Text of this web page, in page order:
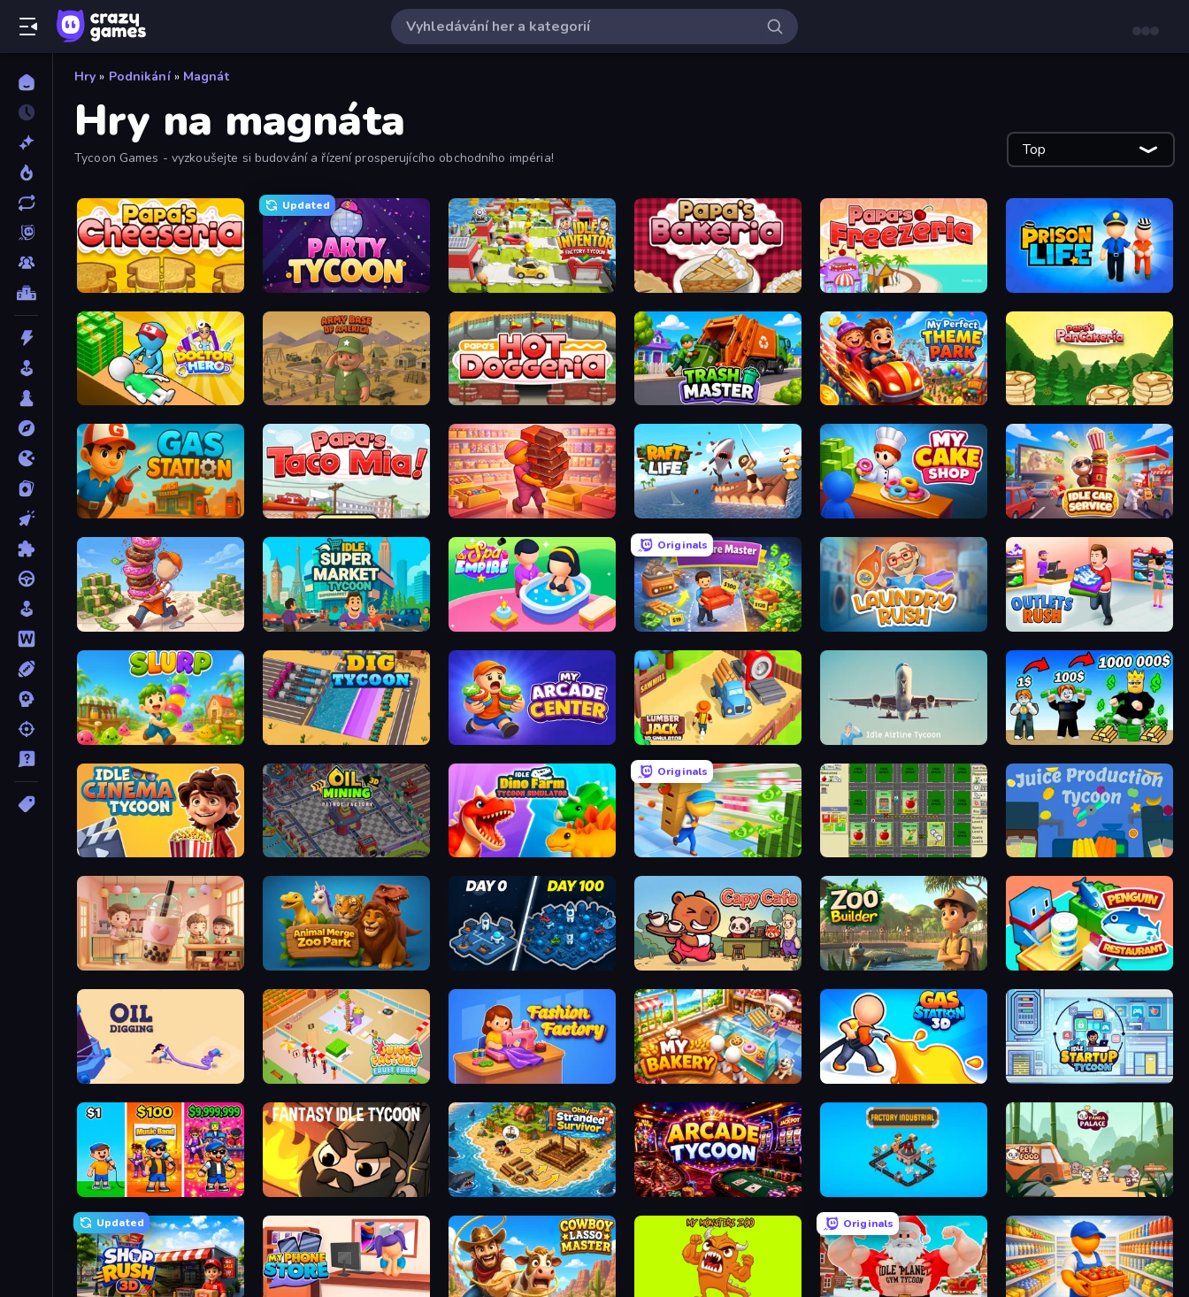
Hry » Podnikání » Magnát
Hry na magnáta
Tycoon Games - vyzkoušejte si budování a řízení prosperujícího obchodního impéria! Top
Papa's Cheeseria
Updated
Party Tycoon Idle Inventor Papa's Bakeria Papa's Freezeria Prison Life
Doctor Hero Army Base Of America Papa's Hot Doggeria Trash Master My Perfect Theme Park Papa's Pancakeria
Gas Station Papa's Taco Mia Candy Packing Store Raft Life My Cake Shop Idle Car Service: Tycoon
Donut Place Idle Supermarket Tycoon Spa Empire
Originals
Furniture Master: Idle Tycoon Laundry Rush Outlets Rush
Slurp Dig Tycoon My Arcade Center Lumberjack 3D Simulator Idle Airline Tycoon Obby Tycoon Build the City
Idle Cinema Tycoon Oil Mining 3D: Petrol Factory Idle Dino Farm Tycoon Simulator 3D
Originals
Supermarket Empire Supply Chain Idle Juice Production Tycoon
Boba Shop Animal Merge Zoo Park Idle Space Business Tycoon Capy Cafe Zoo Builder Penguin Restaurant
Oil Digging Juice Factory - Fruit Farm Fashion Factory My bakery Gas Station 3D Idle Startup Tycoon
Music Band Fantasy Idle Tycoon Obby Stranded Survivor Arcade Tycoon Factory Industrial Panda Palace
Updated Originals